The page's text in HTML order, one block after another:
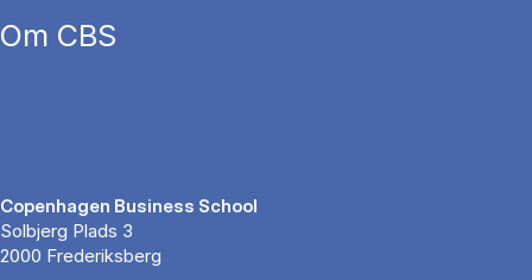
Om CBS
Copenhagen Business School
Solbjerg Plads 3
2000 Frederiksberg